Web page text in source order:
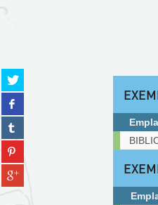
Partager
sur
twitter
(Nouvelle
fenêtre)
Partager
sur
facebook
(Nouvelle
fenêtre)
Partager
sur
tumblr
(Nouvelle
fenêtre)
Partager
sur
pinterest
(Nouvelle
Partager
sur